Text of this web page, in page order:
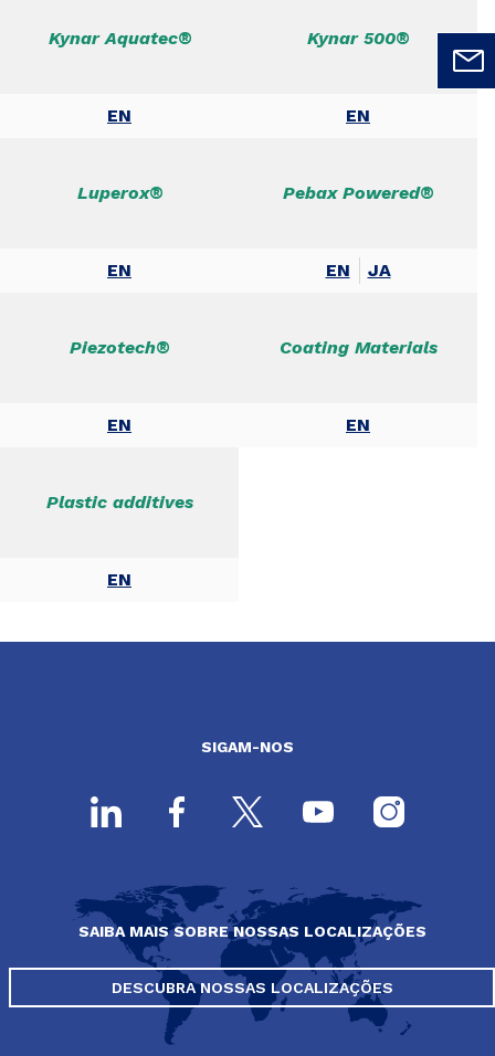
Kynar Aquatec®
EN
Kynar 500®
EN
Luperox®
EN
Pebax Powered®
EN JA
Piezotech®
EN
Coating Materials
EN
Plastic additives
EN
SIGAM-NOS
SAIBA MAIS SOBRE NOSSAS LOCALIZAÇÕES
DESCUBRA NOSSAS LOCALIZAÇÕES